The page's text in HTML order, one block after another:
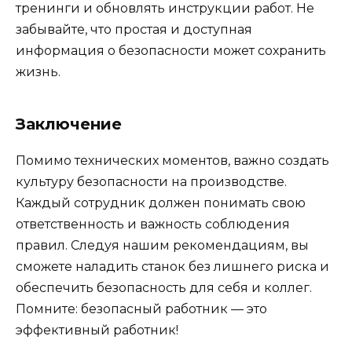
тренинги и обновлять инструкции работ. Не
забывайте, что простая и доступная
информация о безопасности может сохранить
жизнь.
Заключение
Помимо технических моментов, важно создать
культуру безопасности на производстве.
Каждый сотрудник должен понимать свою
ответственность и важность соблюдения
правил. Следуя нашим рекомендациям, вы
сможете наладить станок без лишнего риска и
обеспечить безопасность для себя и коллег.
Помните: безопасный работник — это
эффективный работник!